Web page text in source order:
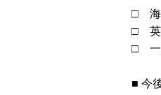
□ 海
□ 英
□ 一
■ 今